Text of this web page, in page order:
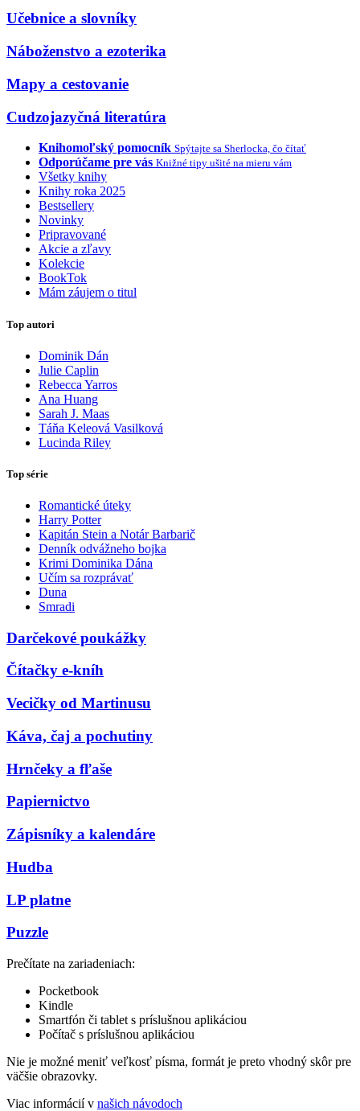
Učebnice a slovníky
Náboženstvo a ezoterika
Mapy a cestovanie
Cudzojazyčná literatúra
Knihomoľský pomocník Spýtajte sa Sherlocka, čo čítať
Odporúčame pre vás Knižné tipy ušité na mieru vám
Všetky knihy
Knihy roka 2025
Bestsellery
Novinky
Pripravované
Akcie a zľavy
Kolekcie
BookTok
Mám záujem o titul
Top autori
Dominik Dán
Julie Caplin
Rebecca Yarros
Ana Huang
Sarah J. Maas
Táňa Keleová Vasilková
Lucinda Riley
Top série
Romantické úteky
Harry Potter
Kapitán Stein a Notár Barbarič
Denník odvážneho bojka
Krimi Dominika Dána
Učím sa rozprávať
Duna
Smradi
Darčekové poukážky
Čítačky e-kníh
Vecičky od Martinusu
Káva, čaj a pochutiny
Hrnčeky a fľaše
Papiernictvo
Zápisníky a kalendáre
Hudba
LP platne
Puzzle
Prečítate na zariadeniach:
Pocketbook
Kindle
Smartfón či tablet s príslušnou aplikáciou
Počítač s príslušnou aplikáciou
Nie je možné meniť veľkosť písma, formát je preto vhodný skôr pre
väčšie obrazovky.
Viac informácií v našich návodoch